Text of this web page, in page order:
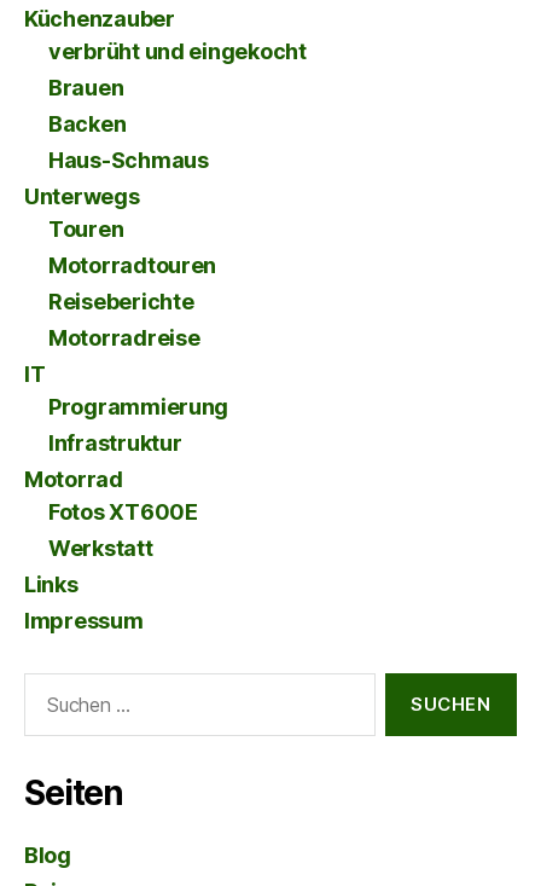
Küchenzauber
verbrüht und eingekocht
Brauen
Backen
Haus-Schmaus
Unterwegs
Touren
Motorradtouren
Reiseberichte
Motorradreise
IT
Programmierung
Infrastruktur
Motorrad
Fotos XT600E
Werkstatt
Links
Impressum
nach:
Seiten
Blog